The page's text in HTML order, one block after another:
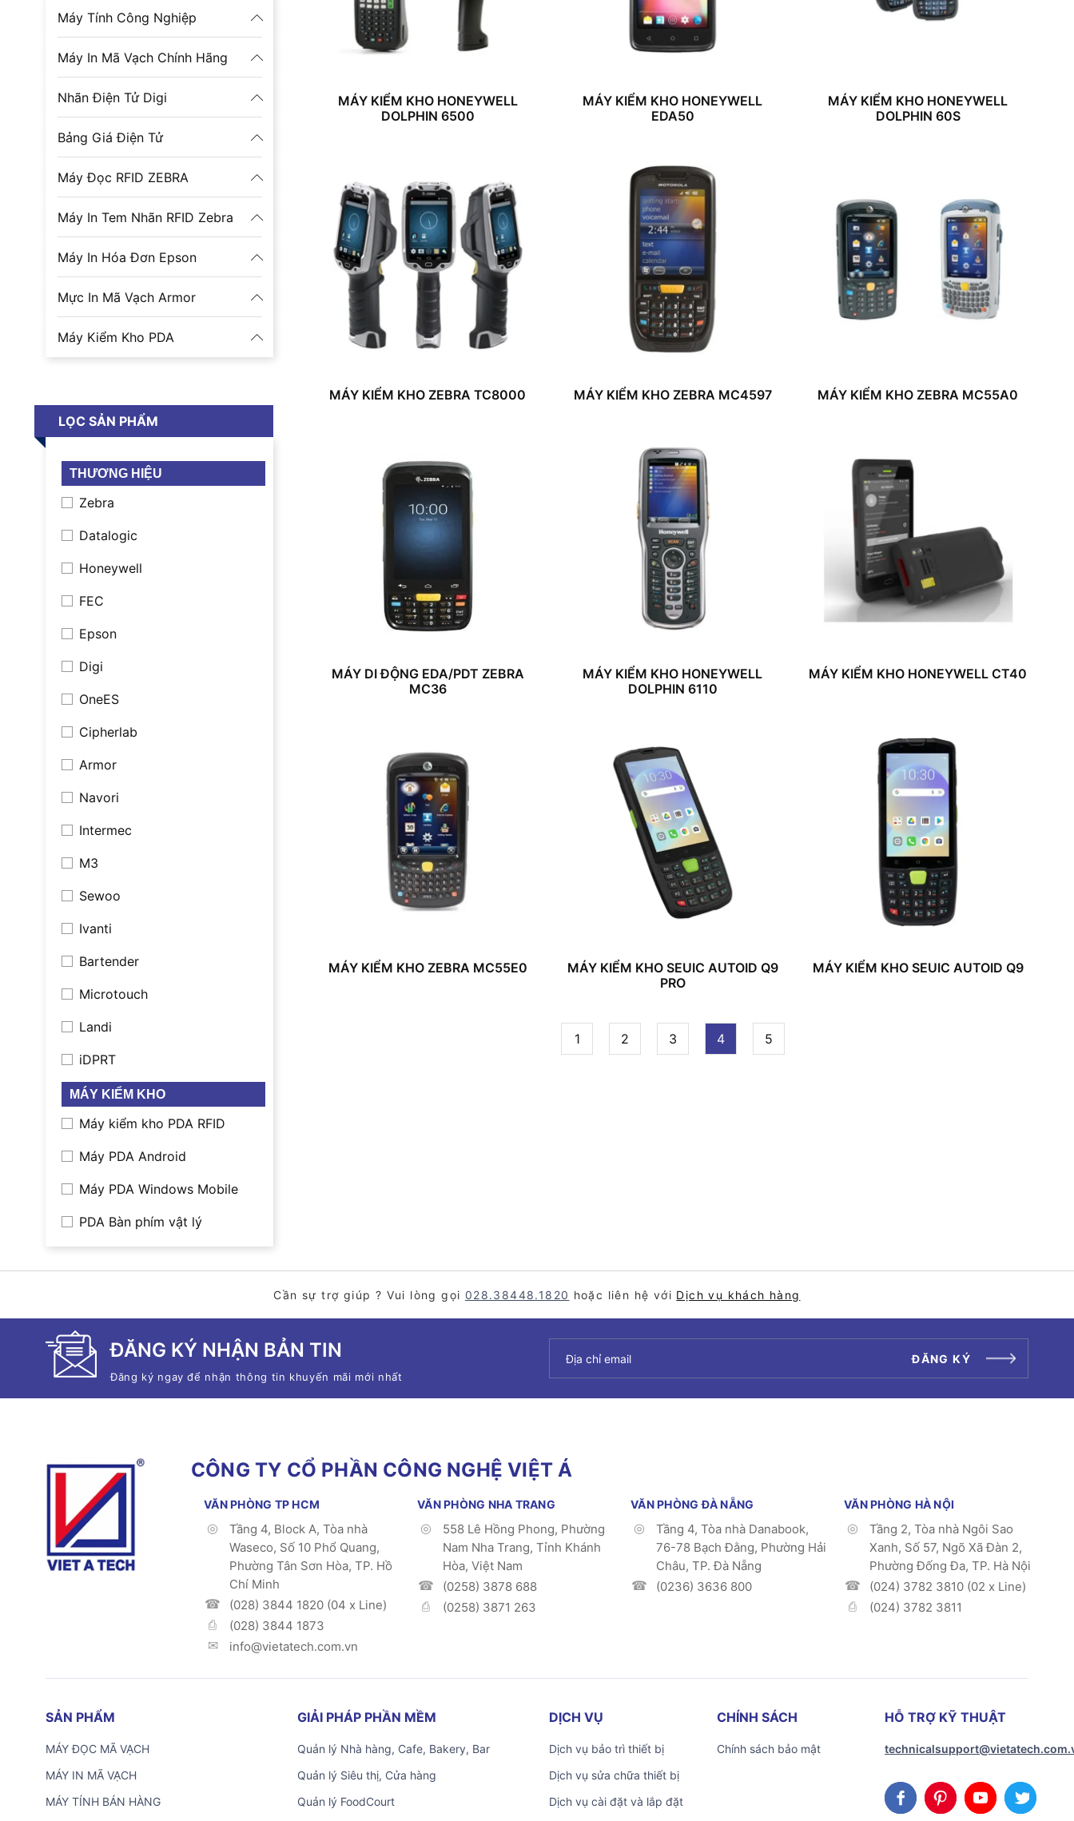
Máy Tính Công Nghiệp
Máy In Mã Vạch Chính Hãng
Nhãn Điện Tử Digi
Bảng Giá Điện Tử
Máy Đọc RFID ZEBRA
Máy In Tem Nhãn RFID Zebra
Máy In Hóa Đơn Epson
Mực In Mã Vạch Armor
Máy Kiểm Kho PDA
LỌC SẢN PHẨM
THƯƠNG HIỆU
Zebra
Datalogic
Honeywell
FEC
Epson
Digi
OneES
Cipherlab
Armor
Navori
Intermec
M3
Sewoo
Ivanti
Bartender
Microtouch
Landi
iDPRT
MÁY KIỂM KHO
Máy kiểm kho PDA RFID
Máy PDA Android
Máy PDA Windows Mobile
PDA Bàn phím vật lý
MÁY KIỂM KHO HONEYWELL
DOLPHIN 6500
MÁY KIỂM KHO HONEYWELL
EDA50
MÁY KIỂM KHO HONEYWELL
DOLPHIN 60S
MÁY KIỂM KHO ZEBRA TC8000 MÁY KIỂM KHO ZEBRA MC4597 MÁY KIỂM KHO ZEBRA MC55A0
MÁY DI ĐỘNG EDA/PDT ZEBRA
MC36
MÁY KIỂM KHO HONEYWELL
DOLPHIN 6110
MÁY KIỂM KHO HONEYWELL CT40
MÁY KIỂM KHO ZEBRA MC55E0
MÁY KIỂM KHO SEUIC AUTOID Q9
PRO
MÁY KIỂM KHO SEUIC AUTOID Q9
1 2 3 4 5
Cần sự trợ giúp ? Vui lòng gọi 028.38448.1820 hoặc liên hệ với Dịch vụ khách hàng
ĐĂNG KÝ NHẬN BẢN TIN
Đăng ký ngay để nhận thông tin khuyến mãi mới nhất
ĐĂNG KÝ
CÔNG TY CỔ PHẦN CÔNG NGHỆ VIỆT Á
VĂN PHÒNG TP HCM
Tầng 4, Block A, Tòa nhà
Waseco, Số 10 Phổ Quang,
Phường Tân Sơn Hòa, TP. Hồ
Chí Minh
(028) 3844 1820 (04 x Line)
(028) 3844 1873
info@vietatech.com.vn
VĂN PHÒNG NHA TRANG
558 Lê Hồng Phong, Phường
Nam Nha Trang, Tỉnh Khánh
Hòa, Việt Nam
(0258) 3878 688
(0258) 3871 263
VĂN PHÒNG ĐÀ NẴNG
Tầng 4, Tòa nhà Danabook,
76-78 Bạch Đằng, Phường Hải
Châu, TP. Đà Nẵng
(0236) 3636 800
VĂN PHÒNG HÀ NỘI
Tầng 2, Tòa nhà Ngôi Sao
Xanh, Số 57, Ngõ Xã Đàn 2,
Phường Đống Đa, TP. Hà Nội
(024) 3782 3810 (02 x Line)
(024) 3782 3811
SẢN PHẨM
MÁY ĐỌC MÃ VẠCH
MÁY IN MÃ VẠCH
MÁY TÍNH BÁN HÀNG
GIẢI PHÁP PHẦN MỀM
Quản lý Nhà hàng, Cafe, Bakery, Bar
Quản lý Siêu thị, Cửa hàng
Quản lý FoodCourt
DỊCH VỤ
Dịch vụ bảo trì thiết bị
Dịch vụ sửa chữa thiết bị
Dịch vụ cài đặt và lắp đặt
CHÍNH SÁCH
Chính sách bảo mật
HỖ TRỢ KỸ THUẬT